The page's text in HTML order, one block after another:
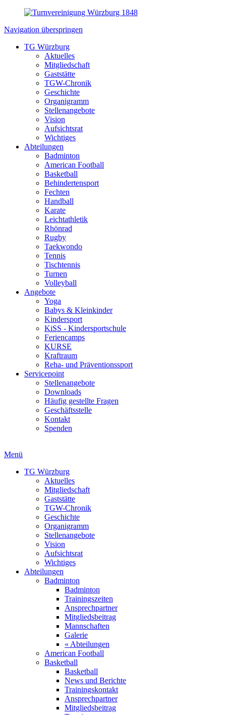
Navigation überspringen
TG Würzburg
Aktuelles
Mitgliedschaft
Gaststätte
TGW-Chronik
Geschichte
Organigramm
Stellenangebote
Vision
Aufsichtsrat
Wichtiges
Abteilungen
Badminton
American Football
Basketball
Behindertensport
Fechten
Handball
Karate
Leichtathletik
Rhönrad
Rugby
Taekwondo
Tennis
Tischtennis
Turnen
Volleyball
Angebote
Yoga
Babys & Kleinkinder
Kindersport
KiSS - Kindersportschule
Feriencamps
KURSE
Kraftraum
Reha- und Präventionssport
Servicepoint
Stellenangebote
Downloads
Häufig gestellte Fragen
Geschäftsstelle
Kontakt
Spenden
Menü
TG Würzburg
Aktuelles
Mitgliedschaft
Gaststätte
TGW-Chronik
Geschichte
Organigramm
Stellenangebote
Vision
Aufsichtsrat
Wichtiges
Abteilungen
Badminton
Badminton
Trainingszeiten
Ansprechpartner
Mitgliedsbeitrag
Mannschaften
Galerie
« Abteilungen
American Football
Basketball
Basketball
News und Berichte
Trainingskontakt
Ansprechpartner
Mitgliedsbeitrag